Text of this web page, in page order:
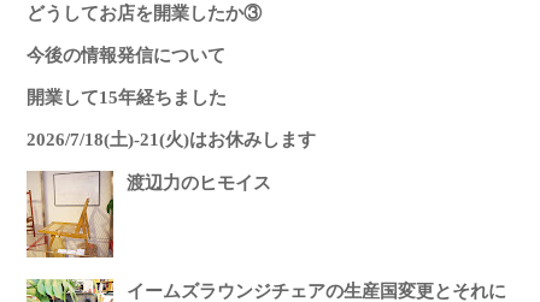
どうしてお店を開業したか③
今後の情報発信について
開業して15年経ちました
2026/7/18(土)-21(火)はお休みします
渡辺力のヒモイス
イームズラウンジチェアの生産国変更とそれに